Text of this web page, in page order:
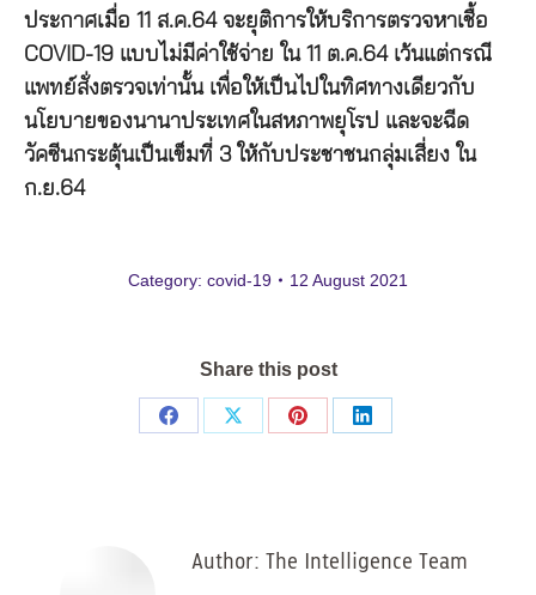
ประกาศเมื่อ 11 ส.ค.64 จะยุติการให้บริการตรวจหาเชื้อ
COVID-19 แบบไม่มีค่าใช้จ่าย ใน 11 ต.ค.64 เว้นแต่กรณี
แพทย์สั่งตรวจเท่านั้น เพื่อให้เป็นไปในทิศทางเดียวกับ
นโยบายของนานาประเทศในสหภาพยุโรป และจะฉีด
วัคซีนกระตุ้นเป็นเข็มที่ 3 ให้กับประชาชนกลุ่มเสี่ยง ใน
ก.ย.64
Category: covid-19 12 August 2021
Share this post
Share
Share
Share
Share
Author: The Intelligence Team